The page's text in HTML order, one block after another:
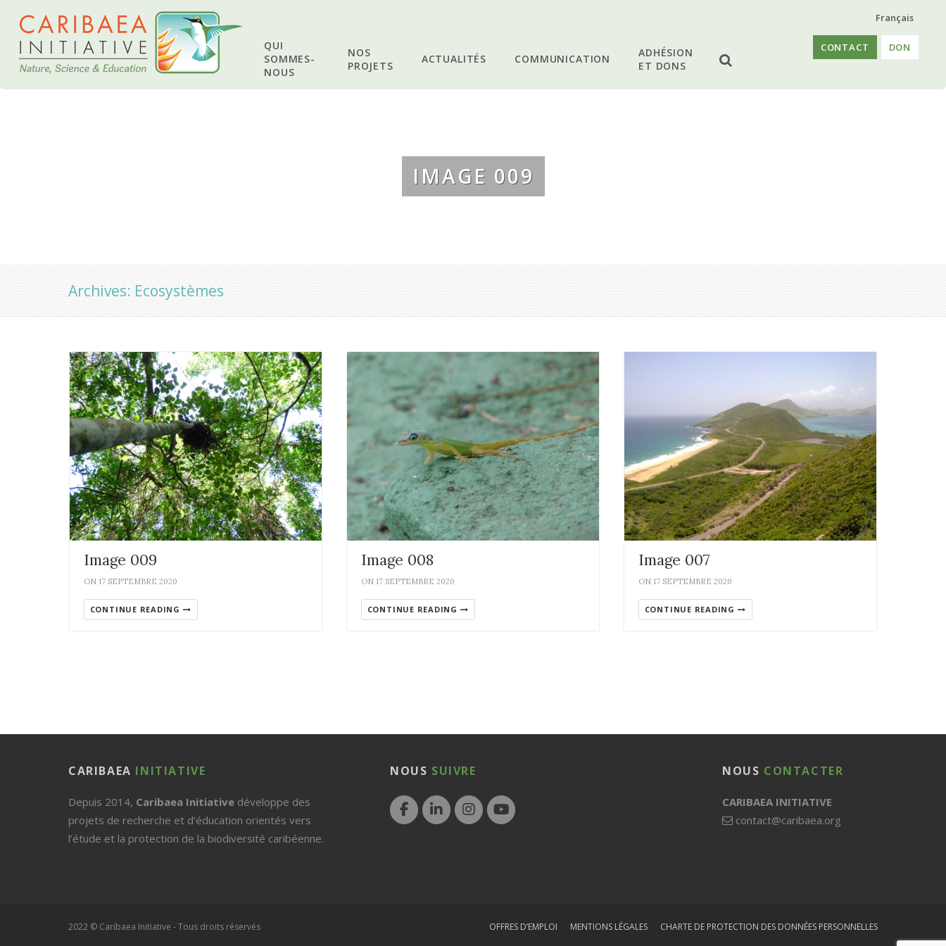
Français
QUI
SOMMES-
NOUS
NOS
PROJETS
ACTUALITÉS COMMUNICATION
ADHÉSION
ET DONS
CONTACT DON
IMAGE 009
Archives: Ecosystèmes
Image 009
ON 17 SEPTEMBRE 2020
CONTINUE READING
Image 008
ON 17 SEPTEMBRE 2020
CONTINUE READING
Image 007
ON 17 SEPTEMBRE 2020
CONTINUE READING
CARIBAEA INITIATIVE
Depuis 2014, Caribaea Initiative développe des
projets de recherche et d’éducation orientés vers
l’étude et la protection de la biodiversité caribéenne.
NOUS SUIVRE NOUS CONTACTER
CARIBAEA INITIATIVE
contact@caribaea.org
2022 © Caribaea Initiative - Tous droits réservés OFFRES D’EMPLOI MENTIONS LÉGALES CHARTE DE PROTECTION DES DONNÉES PERSONNELLES